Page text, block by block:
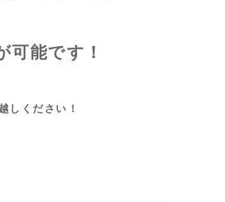
可能です！
しください！